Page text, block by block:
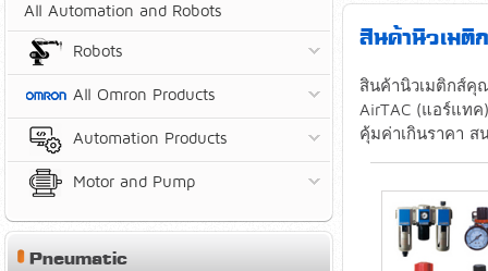
สินค้านิวเมติ
สินค้านิวเมติกส์
AirTAC (แอร์แท
คุ้มค่าเกินราคา
All Automation and Robots
Robots
All Omron Products
Automation Products
Motor and Pump
Pneumatic